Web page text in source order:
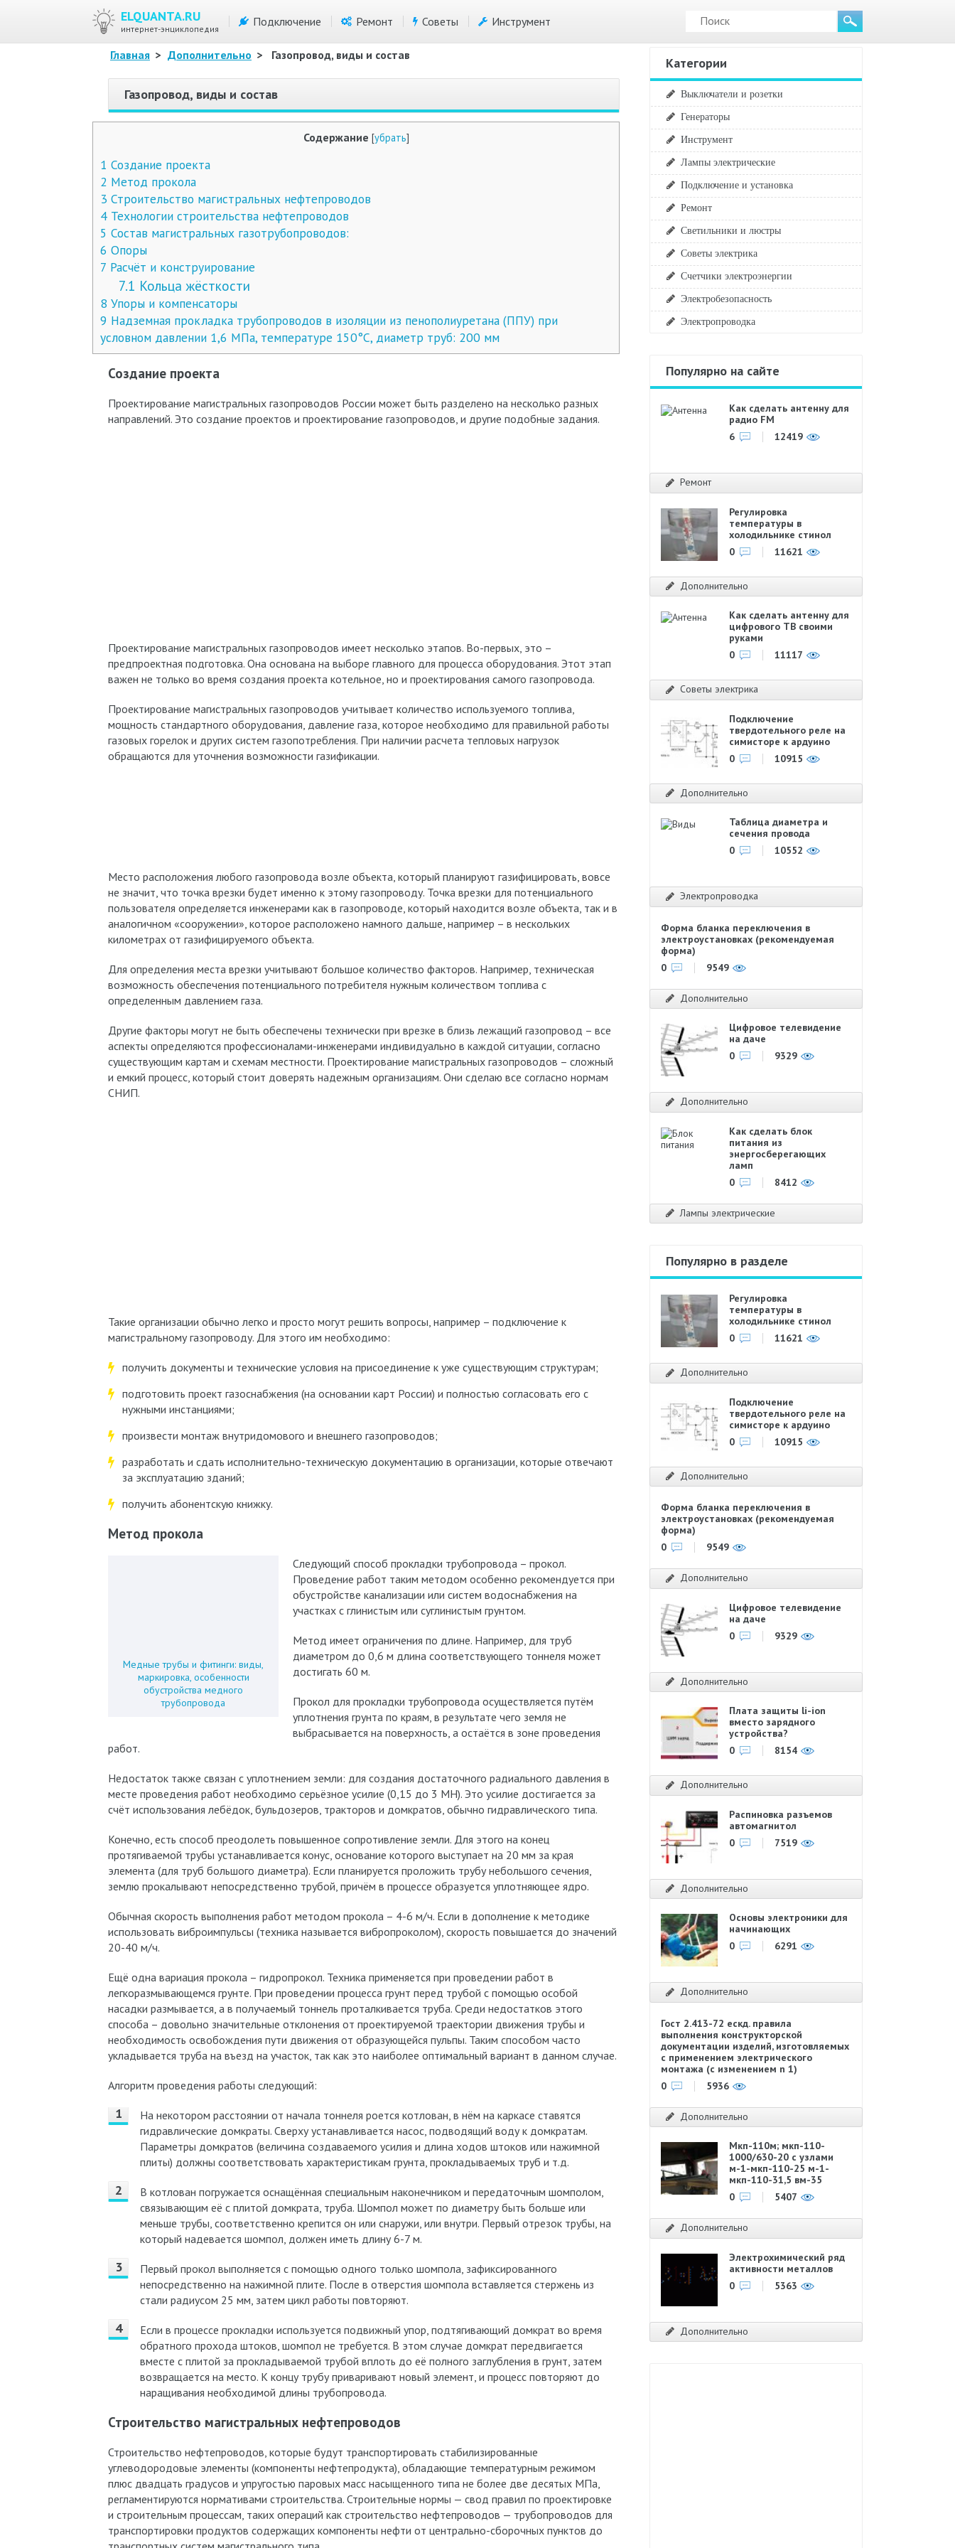
ELQUANTA.RU
интернет-энциклопедия
Подключение Ремонт Советы Инструмент
Главная > Дополнительно > Газопровод, виды и состав
Газопровод, виды и состав
Содержание [убрать]
1 Создание проекта
2 Метод прокола
3 Строительство магистральных нефтепроводов
4 Технологии строительства нефтепроводов
5 Состав магистральных газотрубопроводов:
6 Опоры
7 Расчёт и конструирование
7.1 Кольца жёсткости
8 Упоры и компенсаторы
9 Надземная прокладка трубопроводов в изоляции из пенополиуретана (ППУ) при
условном давлении 1,6 МПа, температуре 150°С, диаметр труб: 200 мм
Создание проекта
Проектирование магистральных газопроводов России может быть разделено на несколько разных
направлений. Это создание проектов и проектирование газопроводов, и другие подобные задания.
Проектирование магистральных газопроводов имеет несколько этапов. Во-первых, это –
предпроектная подготовка. Она основана на выборе главного для процесса оборудования. Этот этап
важен не только во время создания проекта котельное, но и проектирования самого газопровода.
Проектирование магистральных газопроводов учитывает количество используемого топлива,
мощность стандартного оборудования, давление газа, которое необходимо для правильной работы
газовых горелок и других систем газопотребления. При наличии расчета тепловых нагрузок
обращаются для уточнения возможности газификации.
Место расположения любого газопровода возле объекта, который планируют газифицировать, вовсе
не значит, что точка врезки будет именно к этому газопроводу. Точка врезки для потенциального
пользователя определяется инженерами как в газопроводе, который находится возле объекта, так и в
аналогичном «сооружении», которое расположено намного дальше, например – в нескольких
километрах от газифицируемого объекта.
Для определения места врезки учитывают большое количество факторов. Например, техническая
возможность обеспечения потенциального потребителя нужным количеством топлива с
определенным давлением газа.
Другие факторы могут не быть обеспечены технически при врезке в близь лежащий газопровод – все
аспекты определяются профессионалами-инженерами индивидуально в каждой ситуации, согласно
существующим картам и схемам местности. Проектирование магистральных газопроводов – сложный
и емкий процесс, который стоит доверять надежным организациям. Они сделаю все согласно нормам
СНИП.
Такие организации обычно легко и просто могут решить вопросы, например – подключение к
магистральному газопроводу. Для этого им необходимо:
получить документы и технические условия на присоединение к уже существующим структурам;
подготовить проект газоснабжения (на основании карт России) и полностью согласовать его с
нужными инстанциями;
произвести монтаж внутридомового и внешнего газопроводов;
разработать и сдать исполнительно-техническую документацию в организации, которые отвечают
за эксплуатацию зданий;
получить абонентскую книжку.
Метод прокола
Медные трубы и фитинги: виды,
маркировка, особенности
обустройства медного
трубопровода
Следующий способ прокладки трубопровода – прокол.
Проведение работ таким методом особенно рекомендуется при
обустройстве канализации или систем водоснабжения на
участках с глинистым или суглинистым грунтом.
Метод имеет ограничения по длине. Например, для труб
диаметром до 0,6 м длина соответствующего тоннеля может
достигать 60 м.
Прокол для прокладки трубопровода осуществляется путём
уплотнения грунта по краям, в результате чего земля не
выбрасывается на поверхность, а остаётся в зоне проведения
работ.
Недостаток также связан с уплотнением земли: для создания достаточного радиального давления в
месте проведения работ необходимо серьёзное усилие (0,15 до 3 МН). Это усилие достигается за
счёт использования лебёдок, бульдозеров, тракторов и домкратов, обычно гидравлического типа.
Конечно, есть способ преодолеть повышенное сопротивление земли. Для этого на конец
протягиваемой трубы устанавливается конус, основание которого выступает на 20 мм за края
элемента (для труб большого диаметра). Если планируется проложить трубу небольшого сечения,
землю прокалывают непосредственно трубой, причём в процессе образуется уплотняющее ядро.
Обычная скорость выполнения работ методом прокола – 4-6 м/ч. Если в дополнение к методике
использовать виброимпульсы (техника называется вибропроколом), скорость повышается до значений
20-40 м/ч.
Ещё одна вариация прокола – гидропрокол. Техника применяется при проведении работ в
легкоразмывающемся грунте. При проведении процесса грунт перед трубой с помощью особой
насадки размывается, а в получаемый тоннель проталкивается труба. Среди недостатков этого
способа – довольно значительные отклонения от проектируемой траектории движения трубы и
необходимость освобождения пути движения от образующейся пульпы. Таким способом часто
укладывается труба на въезд на участок, так как это наиболее оптимальный вариант в данном случае.
Алгоритм проведения работы следующий:
На некотором расстоянии от начала тоннеля роется котлован, в нём на каркасе ставятся
гидравлические домкраты. Сверху устанавливается насос, подводящий воду к домкратам.
Параметры домкратов (величина создаваемого усилия и длина ходов штоков или нажимной
плиты) должны соответствовать характеристикам грунта, прокладываемых труб и т.д.
В котлован погружается оснащённая специальным наконечником и передаточным шомполом,
связывающим её с плитой домкрата, труба. Шомпол может по диаметру быть больше или
меньше трубы, соответственно крепится он или снаружи, или внутри. Первый отрезок трубы, на
который надевается шомпол, должен иметь длину 6-7 м.
Первый прокол выполняется с помощью одного только шомпола, зафиксированного
непосредственно на нажимной плите. После в отверстия шомпола вставляется стержень из
стали радиусом 25 мм, затем цикл работы повторяют.
Если в процессе прокладки используется подвижный упор, подтягивающий домкрат во время
обратного прохода штоков, шомпол не требуется. В этом случае домкрат передвигается
вместе с плитой за прокладываемой трубой вплоть до её полного заглубления в грунт, затем
возвращается на место. К концу трубу приваривают новый элемент, и процесс повторяют до
наращивания необходимой длины трубопровода.
Строительство магистральных нефтепроводов
Строительство нефтепроводов, которые будут транспортировать стабилизированные
углеводородовые элементы (компоненты нефтепродукта), обладающие температурным режимом
плюс двадцать градусов и упругостью паровых масс насыщенного типа не более две десятых МПа,
регламентируются нормативами строительства. Строительные нормы — свод правил по проектировке
и строительным процессам, таких операций как строительство нефтепроводов — трубопроводов для
транспортировки продуктов содержащих компоненты нефти от центрально-сборочных пунктов до
Категории
Выключатели и розетки
Генераторы
Инструмент
Лампы электрические
Подключение и установка
Ремонт
Светильники и люстры
Советы электрика
Счетчики электроэнергии
Электробезопасность
Электропроводка
Популярно на сайте
Как сделать антенну для
радио FM
6
12419
Ремонт
Регулировка
температуры в
холодильнике стинол
0
11621
Дополнительно
Как сделать антенну для
цифрового ТВ своими
руками
0
11117
Советы электрика
Подключение
твердотельного реле на
симисторе к ардуино
0
10915
Дополнительно
Таблица диаметра и
сечения провода
0
10552
Электропроводка
Форма бланка переключения в
электроустановках (рекомендуемая
форма)
0
9549
Дополнительно
Цифровое телевидение
на даче
0
9329
Дополнительно
Как сделать блок
питания из
энергосберегающих
ламп
0
8412
Лампы электрические
Популярно в разделе
Регулировка
температуры в
холодильнике стинол
0
11621
Дополнительно
Подключение
твердотельного реле на
симисторе к ардуино
0
10915
Дополнительно
Форма бланка переключения в
электроустановках (рекомендуемая
форма)
0
9549
Дополнительно
Цифровое телевидение
на даче
0
9329
Дополнительно
Плата защиты li-ion
вместо зарядного
устройства?
0
8154
Дополнительно
Распиновка разъемов
автомагнитол
0
7519
Дополнительно
Основы электроники для
начинающих
0
6291
Дополнительно
Гост 2.413-72 ескд. правила
выполнения конструкторской
документации изделий, изготовляемых
с применением электрического
монтажа (с изменением n 1)
0
5936
Дополнительно
Мкп-110м; мкп-110-
1000/630-20 с узлами
м-1-мкп-110-25 м-1-
мкп-110-31,5 вм-35
0
5407
Дополнительно
Электрохимический ряд
активности металлов
0
5363
Дополнительно